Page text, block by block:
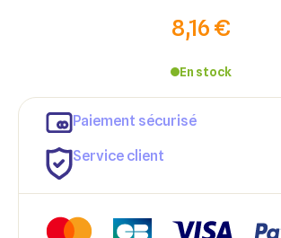
8,16 €
En stock
Paiement sécurisé
Service client